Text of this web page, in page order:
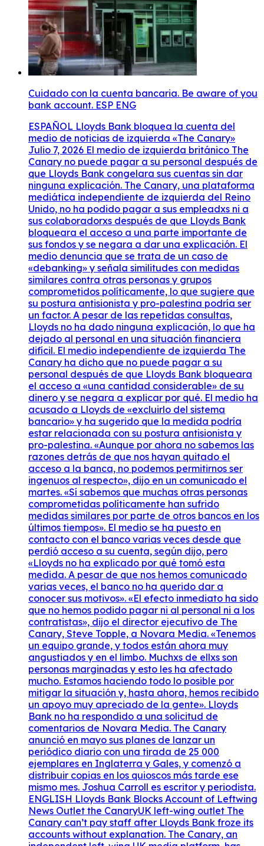
Cuidado con la cuenta bancaria. Be aware of you
bank account. ESP ENG
ESPAÑOL Lloyds Bank bloquea la cuenta del
medio de noticias de izquierda «The Canary»
Julio 7, 2026 El medio de izquierda británico The
Canary no puede pagar a su personal después de
que Lloyds Bank congelara sus cuentas sin dar
ninguna explicación. The Canary, una plataforma
mediática independiente de izquierda del Reino
Unido, no ha podido pagar a sus empleadxs ni a
sus colaboradorxs después de que Lloyds Bank
bloqueara el acceso a una parte importante de
sus fondos y se negara a dar una explicación. El
medio denuncia que se trata de un caso de
«debanking» y señala similitudes con medidas
similares contra otras personas y grupos
comprometidos políticamente, lo que sugiere que
su postura antisionista y pro-palestina podría ser
un factor. A pesar de las repetidas consultas,
Lloyds no ha dado ninguna explicación, lo que ha
dejado al personal en una situación financiera
difícil. El medio independiente de izquierda The
Canary ha dicho que no puede pagar a su
personal después de que Lloyds Bank bloqueara
el acceso a «una cantidad considerable» de su
dinero y se negara a explicar por qué. El medio ha
acusado a Lloyds de «excluirlo del sistema
bancario» y ha sugerido que la medida podría
estar relacionada con su postura antisionista y
pro-palestina. «Aunque por ahora no sabemos las
razones detrás de que nos hayan quitado el
acceso a la banca, no podemos permitirnos ser
ingenuos al respecto», dijo en un comunicado el
martes. «Sí sabemos que muchas otras personas
comprometidas políticamente han sufrido
medidas similares por parte de otros bancos en los
últimos tiempos». El medio se ha puesto en
contacto con el banco varias veces desde que
perdió acceso a su cuenta, según dijo, pero
«Lloyds no ha explicado por qué tomó esta
medida. A pesar de que nos hemos comunicado
varias veces, el banco no ha querido dar a
conocer sus motivos». «El efecto inmediato ha sido
que no hemos podido pagar ni al personal ni a los
contratistas», dijo el director ejecutivo de The
Canary, Steve Topple, a Novara Media. «Tenemos
un equipo grande, y todos están ahora muy
angustiados y en el limbo. Muchxs de ellxs son
personas marginadas y esto les ha afectado
mucho. Estamos haciendo todo lo posible por
mitigar la situación y, hasta ahora, hemos recibido
un apoyo muy apreciado de la gente». Lloyds
Bank no ha respondido a una solicitud de
comentarios de Novara Media. The Canary
anunció en mayo sus planes de lanzar un
periódico diario con una tirada de 25 000
ejemplares en Inglaterra y Gales, y comenzó a
distribuir copias en los quioscos más tarde ese
mismo mes. Joshua Carroll es escritor y periodista.
ENGLISH Lloyds Bank Blocks Account of Leftwing
News Outlet the CanaryUK left-wing outlet The
Canary can’t pay staff after Lloyds Bank froze its
accounts without explanation. The Canary, an